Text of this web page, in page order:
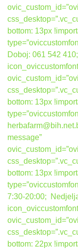
bottom: 13px
Doboj: 061 542
bottom: 13px
message”
bottom: 13px
7:30-20:00;
bottom: 22px